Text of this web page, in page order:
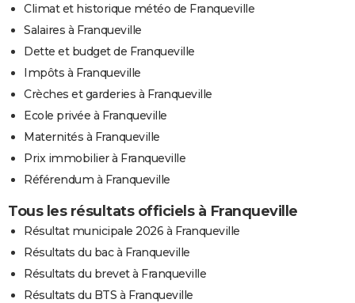
Climat et historique météo de Franqueville
Salaires à Franqueville
Dette et budget de Franqueville
Impôts à Franqueville
Crèches et garderies à Franqueville
Ecole privée à Franqueville
Maternités à Franqueville
Prix immobilier à Franqueville
Référendum à Franqueville
Tous les résultats officiels à Franqueville
Résultat municipale 2026 à Franqueville
Résultats du bac à Franqueville
Résultats du brevet à Franqueville
Résultats du BTS à Franqueville